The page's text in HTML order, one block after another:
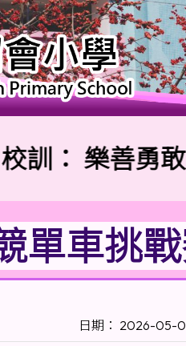
：樂善勇敢
單車挑
日期： 2026-05-